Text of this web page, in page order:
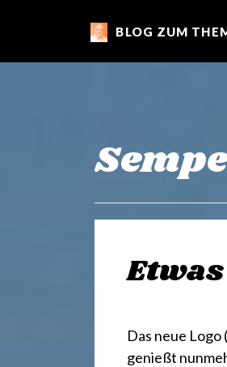
m
r
k
BLOG ZUM
Das neue
genießt